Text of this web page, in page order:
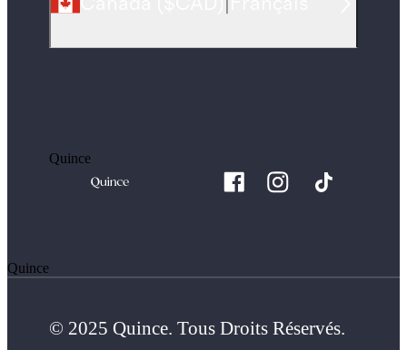
Quince
Quince
© 2025 Quince. Tous Droits Réservés.